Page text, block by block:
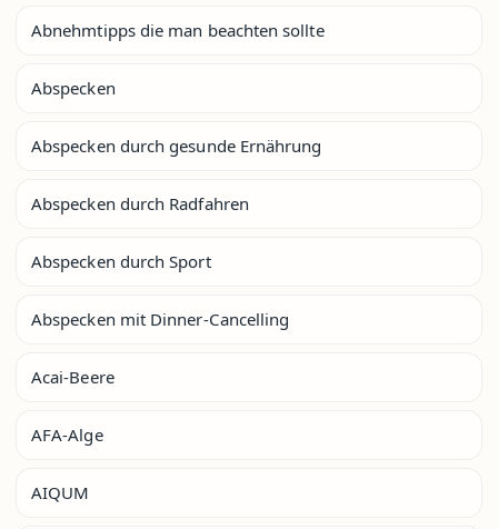
Abnehmtipps die man beachten sollte
Abspecken
Abspecken durch gesunde Ernährung
Abspecken durch Radfahren
Abspecken durch Sport
Abspecken mit Dinner-Cancelling
Acai-Beere
AFA-Alge
AIQUM